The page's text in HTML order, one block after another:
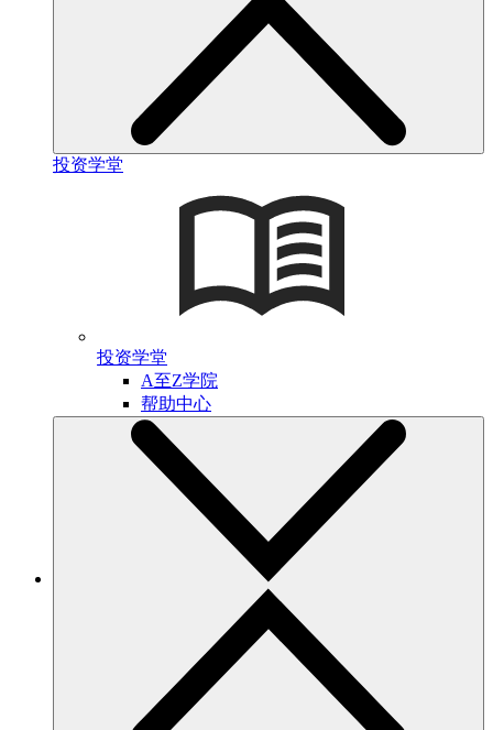
投资学堂
投资学堂
A至Z学院
帮助中心